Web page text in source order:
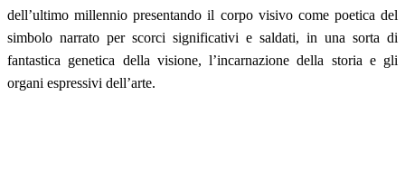
dell’ultimo millennio presentando il corpo visivo come poetica del
simbolo narrato per scorci significativi e saldati, in una sorta di
fantastica genetica della visione, l’incarnazione della storia e gli
organi espressivi dell’arte.